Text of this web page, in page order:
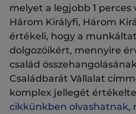
melyet a legjobb 1
Három Királyfi, Három
értékeli, hogy a
dolgozóikért, mennyire
család
Családbarát Vállalat
komplex jellegét
cikkünkben olvashatnak,